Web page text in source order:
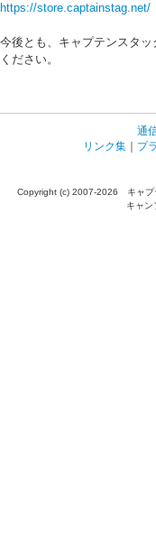
https://store.captainstag.net/
今後とも、キャプテンスタ
ください。
通
リンク集 ｜ プ
Copyright (c) 2007-2026 キャプ
キャン